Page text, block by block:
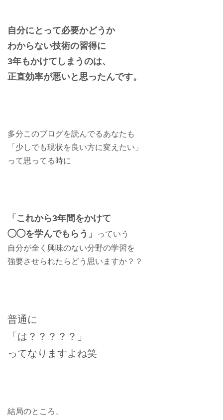
自分にとって必要かどうか
わからない技術の習得に
3年もかけてしまうのは、
正直効率が悪いと思ったんです。
多分このブログを読んでるあなたも
「少しでも現状を良い方に変えたい」
って思ってる時に
「これから3年間をかけて
◯◯を学んでもらう」
っていう
自分が全く興味のない分野の学習を
強要させられたらどう思いますか？？
普通に
「は？？？？？」
ってなりますよね笑
結局のところ、